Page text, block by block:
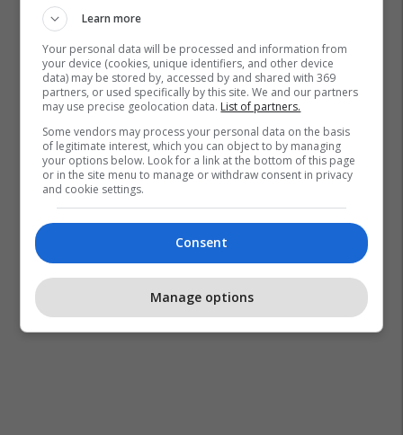
Learn more
Your personal data will be processed and information from
your device (cookies, unique identifiers, and other device
data) may be stored by, accessed by and shared with 369
partners, or used specifically by this site. We and our partners
may use precise geolocation data. List of partners.
Some vendors may process your personal data on the basis
of legitimate interest, which you can object to by managing
your options below. Look for a link at the bottom of this page
or in the site menu to manage or withdraw consent in privacy
and cookie settings.
Consent
Manage options